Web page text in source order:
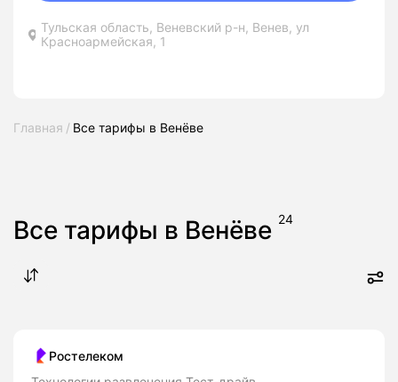
Тульская область, Веневский р-н, Венев, ул
Красноармейская, 1
Главная Все тарифы в Венёве
Все тарифы в Венёве 24
Ростелеком